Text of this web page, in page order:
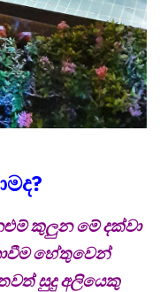
කුලුන මේ දක්වා
හේතුවෙන්
සුදු අලියෙකු